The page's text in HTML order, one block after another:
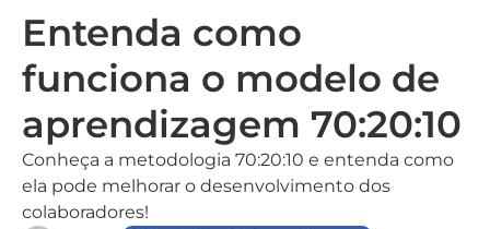
Entenda como
funciona o modelo de
aprendizagem 70:20:10
Conheça a metodologia 70:20:10 e entenda como
ela pode melhorar o desenvolvimento dos
colaboradores!